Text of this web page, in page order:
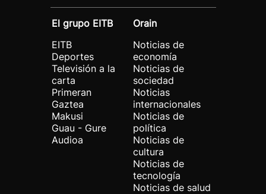
El grupo EITB
EITB
Deportes
Televisión a la
carta
Primeran
Gaztea
Makusi
Guau - Gure
Audioa
Orain
Noticias de
economía
Noticias de
sociedad
Noticias
internacionales
Noticias de
política
Noticias de
cultura
Noticias de
tecnología
Noticias de salud